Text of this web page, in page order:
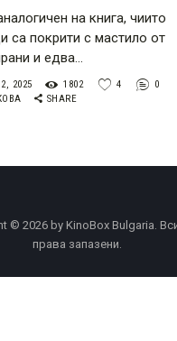
на книга, чиито
са покрити с мастило от
и едва…
2025 1802 4
0
SHARE
© 2026 by KinoBox Bulgaria.
права запазени.